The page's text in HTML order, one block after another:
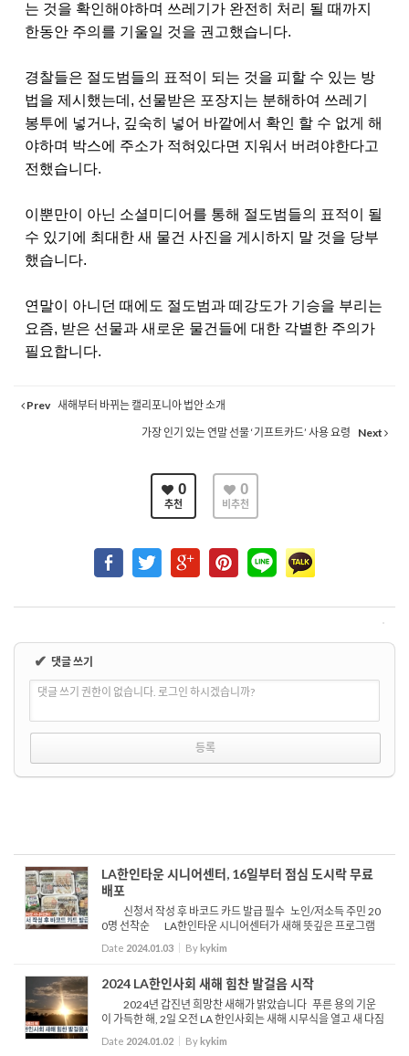
는 것을 확인해야하며 쓰레기가 완전히 처리 될 때까지
한동안 주의를 기울일 것을 권고했습니다.
경찰들은 절도범들의 표적이 되는 것을 피할 수 있는 방
법을 제시했는데 , 선물받은 포장지는 분해하여 쓰레기
봉투에 넣거나, 깊숙히 넣어 바깥에서 확인 할 수 없게 해
야하며 박스에 주소가 적혀있다면 지워서 버려야한다고
전했습니다.
이뿐만이 아닌 소셜미디어를 통해 절도범들의 표적이 될
수 있기에 최대한 새 물건 사진을 게시하지 말 것을 당부
했습니다.
연말이 아니던 때에도 절도범과 떼강도가 기승을 부리는
요즘, 받은 선물과 새로운 물건들에 대한 각별한 주의가
필요합니다.
Prev 새해부터 바뀌는 캘리포니아 법안 소개
가장 인기 있는 연말 선물 ‘기프트카드’ 사용 요령
Next
0
추천
0
비추천
✔ 댓글 쓰기
댓글 쓰기 권한이 없습니다. 로그인 하시겠습니까?
LA한인타운 시니어센터, 16일부터 점심 도시락 무료
배포
신청서 작성 후 바코드 카드 발급 필수 노인/저소득 주민 20
0명 선착순 LA한인타운 시니어센터가 새해 뜻깊은 프로그램
을 시작합니다 시니어센터는 오는 16일부터 매주 5일, 타운 내 어
르신들과 저소득층 주민들을 대상으로 점심 도시...
Date 2024.01.03 Bykykim
2024 LA한인사회 새해 힘찬 발걸음 시작
2024년 갑진년 희망찬 새해가 밝았습니다 푸른 용의 기운
이 가득한 해, 2일 오전 LA 한인사회는 새해 시무식을 열고 새 다짐
으로 힘찬 출발을 함께 했습니다 김영완 주 로스앤젤레스 총영사
시무식 자리에서 김 총영사는 올해 본격적인 궤도...
Date 2024.01.02 Bykykim